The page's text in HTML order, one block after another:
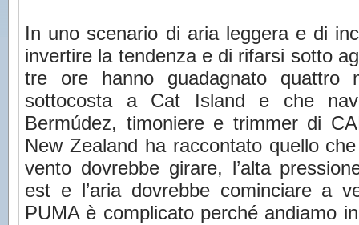
In uno scenario di aria leggera e di
invertire la tendenza e di rifarsi sotto
tre ore hanno guadagnato quattro
sottocosta a Cat Island e che
Bermúdez, timoniere e trimmer di
New Zealand ha raccontato quello
vento dovrebbe girare, l’alta
est e l’aria dovrebbe cominciare a
PUMA è complicato perché andiamo